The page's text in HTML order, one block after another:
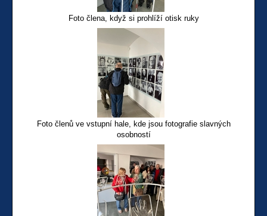
Foto člena, když si prohlíží otisk ruky
Foto členů ve vstupní hale, kde jsou fotografie slavných
osobností